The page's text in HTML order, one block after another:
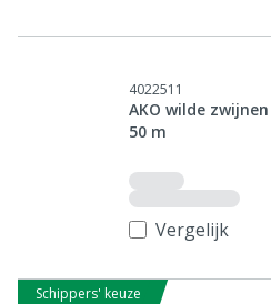
4022511
AKO wilde
50 m
Vergelijk
Schippers' keuze